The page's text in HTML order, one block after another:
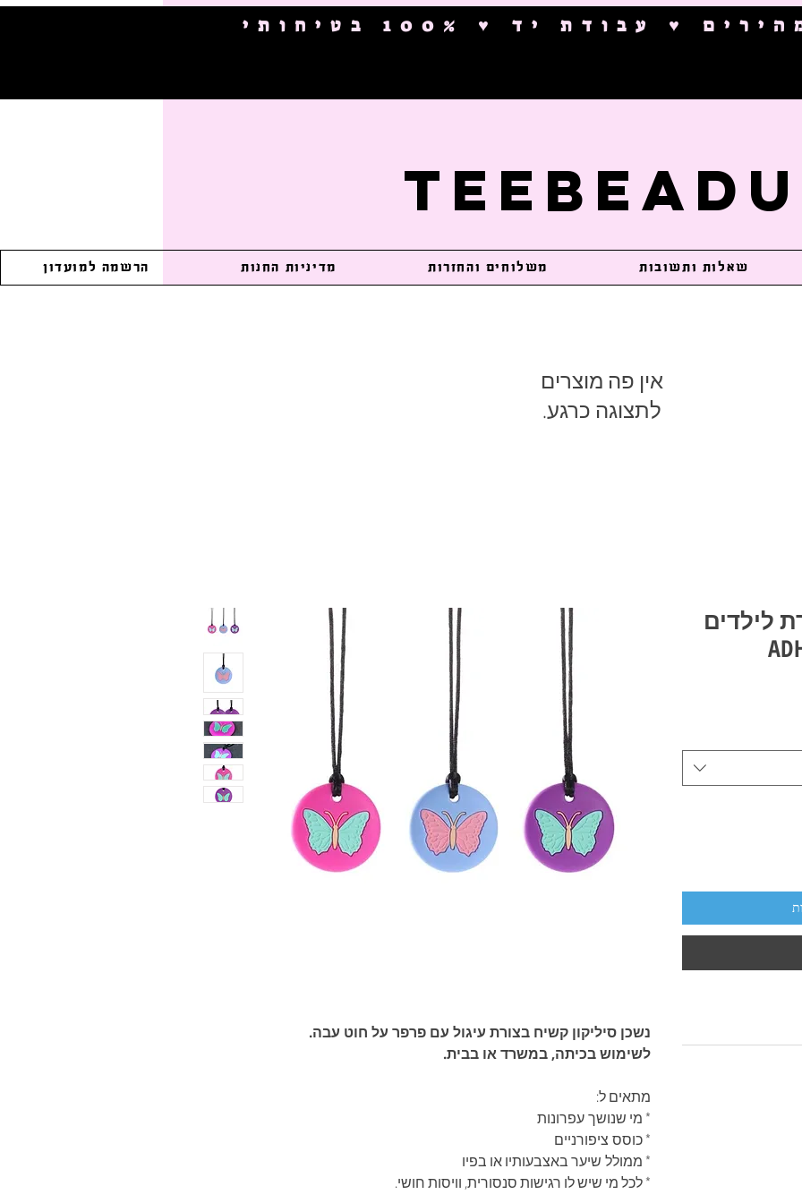
♥ עבודת יד ♥ 100% בטיחותי
TeeBeadU
שאלות ותשובות משלוחים והחזרות מדיניות החנות הרשמה למועדון
לתצוגה כרגע.
נשכן סיליקון קשיח בצורת עיגול עם פרפר על חוט עבה.
לשימוש בכיתה, במשרד או בבית.
מתאים ל:
* מי שנושך עפרונות
* כוסס ציפורניים
* ממולל שיער באצבעותיו או בפיו
* לכל מי שיש לו רגישות סנסורית, וויסות חושי.
לילדים